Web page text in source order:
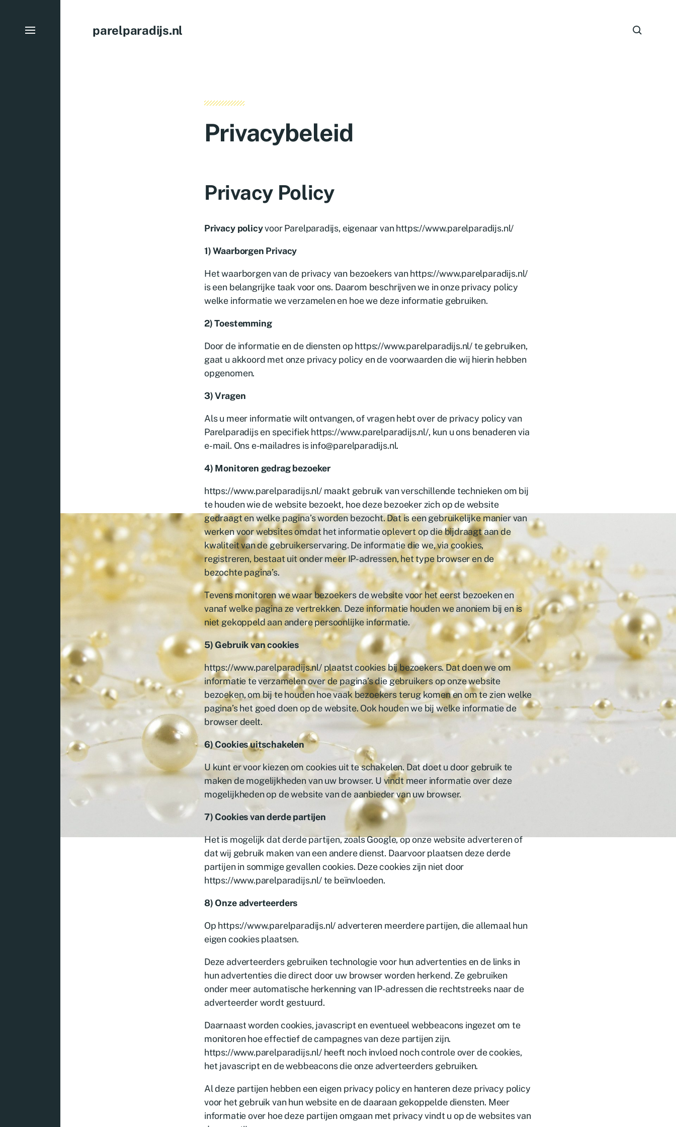
parelparadijs.nl
Privacybeleid
Privacy Policy
Privacy policyvoor Parelparadijs, eigenaar van https://www.parelparadijs.nl/
1) Waarborgen Privacy
Het waarborgen van de privacy van bezoekers van https://www.parelparadijs.nl/
is een belangrijke taak voor ons. Daarom beschrijven we in onze privacy policy
welke informatie we verzamelen en hoe we deze informatie gebruiken.
2) Toestemming
Door de informatie en de diensten op https://www.parelparadijs.nl/ te gebruiken,
gaat u akkoord met onze privacy policy en de voorwaarden die wij hierin hebben
opgenomen.
3) Vragen
Als u meer informatie wilt ontvangen, of vragen hebt over de privacy policy van
Parelparadijs en specifiek https://www.parelparadijs.nl/, kun u ons benaderen via
e-mail. Ons e-mailadres is info@parelparadijs.nl.
4) Monitoren gedrag bezoeker
https://www.parelparadijs.nl/ maakt gebruik van verschillende technieken om bij
te houden wie de website bezoekt, hoe deze bezoeker zich op de website
gedraagt en welke pagina’s worden bezocht. Dat is een gebruikelijke manier van
werken voor websites omdat het informatie oplevert op die bijdraagt aan de
kwaliteit van de gebruikerservaring. De informatie die we, via cookies,
registreren, bestaat uit onder meer IP-adressen, het type browser en de
bezochte pagina’s.
Tevens monitoren we waar bezoekers de website voor het eerst bezoeken en
vanaf welke pagina ze vertrekken. Deze informatie houden we anoniem bij en is
niet gekoppeld aan andere persoonlijke informatie.
5) Gebruik van cookies
https://www.parelparadijs.nl/ plaatst cookies bij bezoekers. Dat doen we om
informatie te verzamelen over de pagina’s die gebruikers op onze website
bezoeken, om bij te houden hoe vaak bezoekers terug komen en om te zien welke
pagina’s het goed doen op de website. Ook houden we bij welke informatie de
browser deelt.
6) Cookies uitschakelen
U kunt er voor kiezen om cookies uit te schakelen. Dat doet u door gebruik te
maken de mogelijkheden van uw browser. U vindt meer informatie over deze
mogelijkheden op de website van de aanbieder van uw browser.
7) Cookies van derde partijen
Het is mogelijk dat derde partijen, zoals Google, op onze website adverteren of
dat wij gebruik maken van een andere dienst. Daarvoor plaatsen deze derde
partijen in sommige gevallen cookies. Deze cookies zijn niet door
https://www.parelparadijs.nl/ te beïnvloeden.
8) Onze adverteerders
Op https://www.parelparadijs.nl/ adverteren meerdere partijen, die allemaal hun
eigen cookies plaatsen.
Deze adverteerders gebruiken technologie voor hun advertenties en de links in
hun advertenties die direct door uw browser worden herkend. Ze gebruiken
onder meer automatische herkenning van IP-adressen die rechtstreeks naar de
adverteerder wordt gestuurd.
Daarnaast worden cookies, javascript en eventueel webbeacons ingezet om te
monitoren hoe effectief de campagnes van deze partijen zijn.
https://www.parelparadijs.nl/ heeft noch invloed noch controle over de cookies,
het javascript en de webbeacons die onze adverteerders gebruiken.
Al deze partijen hebben een eigen privacy policy en hanteren deze privacy policy
voor het gebruik van hun website en de daaraan gekoppelde diensten. Meer
informatie over hoe deze partijen omgaan met privacy vindt u op de websites van